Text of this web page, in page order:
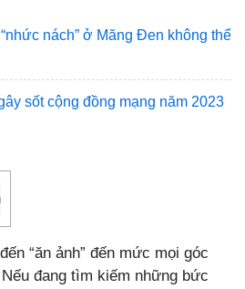
nách” ở Măng Đen không thể
sốt cộng đồng mạng năm 2023
“ăn ảnh” đến mức mọi góc
đang tìm kiếm những bức